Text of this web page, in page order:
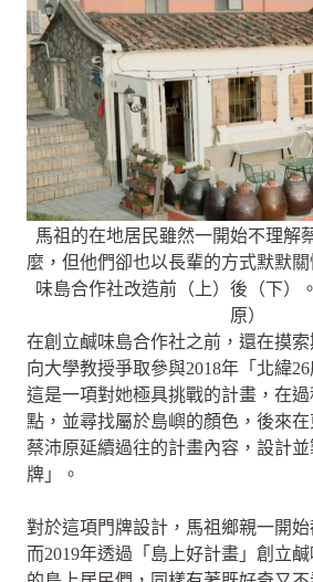
馬祖的在地居民雖然一開始不理解
麼，但他們卻也以長輩的方式默默
味島合作社改造前（上）後（下）
原）
在創立鹹味島合作社之前，還在摸
向大學教授爭取參與2018年「北緯
這是一項對她極具挑戰的計畫，在
點，並尋找屬於島嶼的顏色，後來在
蔡沛原延續過往的計畫內容，設計
牌」。
對於這項門牌設計，馬祖鄉親一開始
而2019年透過「島上好計畫」創立